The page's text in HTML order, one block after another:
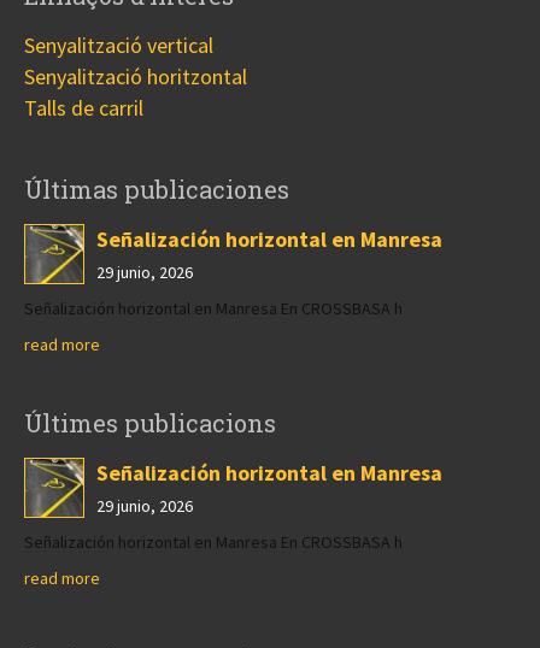
Senyalització vertical
Senyalització horitzontal
Talls de carril
Últimas publicaciones
Señalización horizontal en Manresa
29 junio, 2026
Señalización horizontal en Manresa En CROSSBASA h
read more
Últimes publicacions
Señalización horizontal en Manresa
29 junio, 2026
Señalización horizontal en Manresa En CROSSBASA h
read more